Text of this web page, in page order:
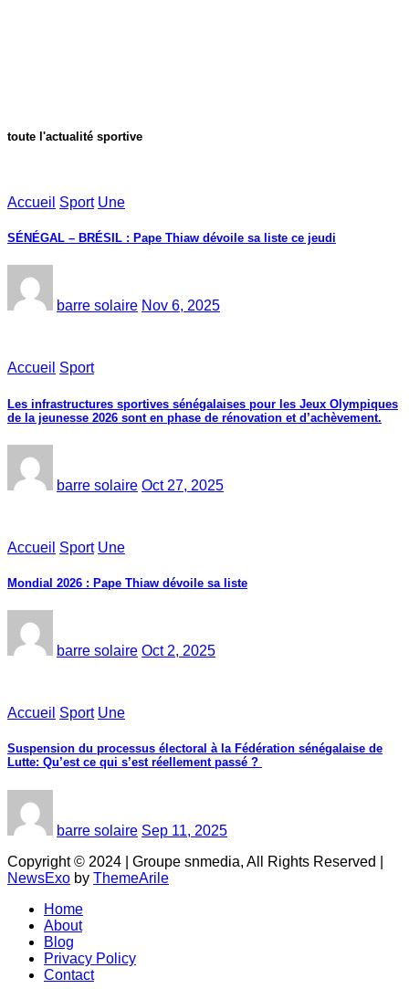
toute l'actualité sportive
Accueil Sport Une
SÉNÉGAL – BRÉSIL : Pape Thiaw dévoile sa liste ce jeudi
barre solaire Nov 6, 2025
Accueil Sport
Les infrastructures sportives sénégalaises pour les Jeux Olympiques
de la jeunesse 2026 sont en phase de rénovation et d’achèvement.
barre solaire Oct 27, 2025
Accueil Sport Une
Mondial 2026 : Pape Thiaw dévoile sa liste
barre solaire Oct 2, 2025
Accueil Sport Une
‎Suspension du processus électoral à la Fédération sénégalaise de
Lutte: Qu’est ce qui s’est réellement passé ? ‎‎
barre solaire Sep 11, 2025
Copyright © 2024 | Groupe snmedia, All Rights Reserved
NewsExo by ThemeArile
Home
About
Blog
Privacy Policy
Contact